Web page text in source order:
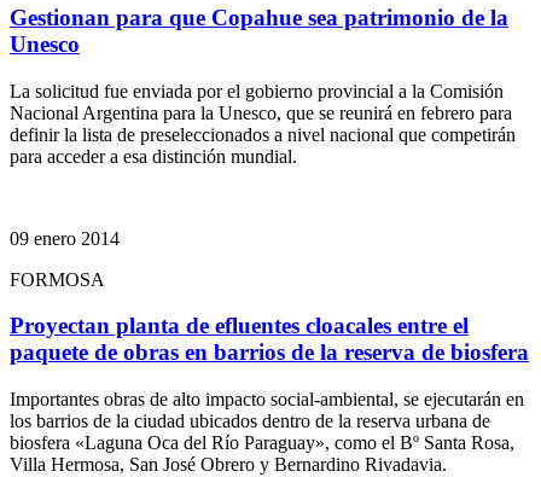
Gestionan para que Copahue sea patrimonio de la
Unesco
La solicitud fue enviada por el gobierno provincial a la Comisión
Nacional Argentina para la Unesco, que se reunirá en febrero para
definir la lista de preseleccionados a nivel nacional que competirán
para acceder a esa distinción mundial.
09 enero 2014
FORMOSA
Proyectan planta de efluentes cloacales entre el
paquete de obras en barrios de la reserva de biosfera
Importantes obras de alto impacto social-ambiental, se ejecutarán en
los barrios de la ciudad ubicados dentro de la reserva urbana de
biosfera «Laguna Oca del Río Paraguay», como el Bº Santa Rosa,
Villa Hermosa, San José Obrero y Bernardino Rivadavia.